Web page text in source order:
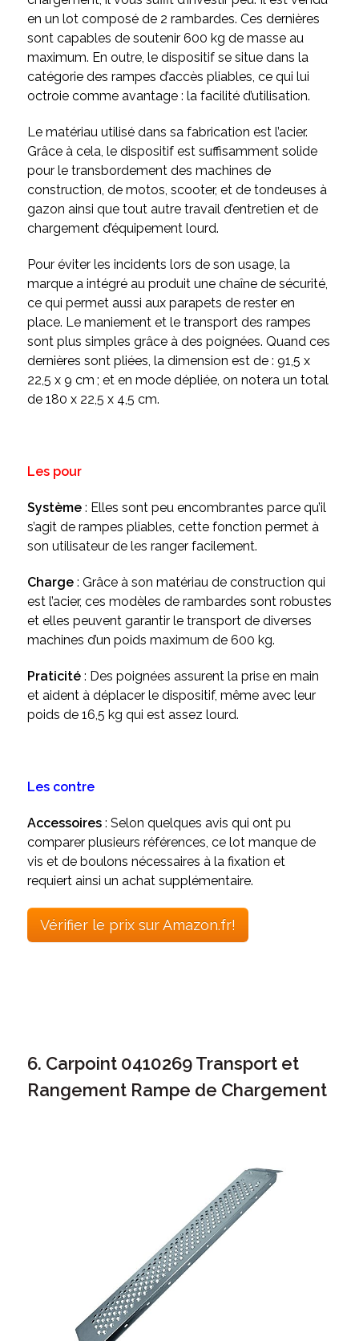
en un lot composé de 2 rambardes. Ces dernières
sont capables de soutenir 600 kg de masse au
maximum. En outre, le dispositif se situe dans la
catégorie des rampes d’accès pliables, ce qui lui
octroie comme avantage : la facilité d’utilisation.
Le matériau utilisé dans sa fabrication est l’acier.
Grâce à cela, le dispositif est suffisamment solide
pour le transbordement des machines de
construction, de motos, scooter, et de tondeuses à
gazon ainsi que tout autre travail d’entretien et de
chargement d’équipement lourd.
Pour éviter les incidents lors de son usage, la
marque a intégré au produit une chaîne de sécurité,
ce qui permet aussi aux parapets de rester en
place. Le maniement et le transport des rampes
sont plus simples grâce à des poignées. Quand ces
dernières sont pliées, la dimension est de : 91,5 x
22,5 x 9 cm ; et en mode dépliée, on notera un total
de 180 x 22,5 x 4,5 cm.
Les pour
Système: Elles sont peu encombrantes parce qu’il
s’agit de rampes pliables, cette fonction permet à
son utilisateur de les ranger facilement.
Charge: Grâce à son matériau de construction qui
est l’acier, ces modèles de rambardes sont robustes
et elles peuvent garantir le transport de diverses
machines d’un poids maximum de 600 kg.
Praticité : Des poignées assurent la prise en main
et aident à déplacer le dispositif, même avec leur
poids de 16,5 kg qui est assez lourd.
Les contre
Accessoires: Selon quelques avis qui ont pu
comparer plusieurs références, ce lot manque de
vis et de boulons nécessaires à la fixation et
requiert ainsi un achat supplémentaire.
Vérifier le prix sur Amazon.fr!
6. Carpoint 0410269 Transport et
Rangement Rampe de Chargement